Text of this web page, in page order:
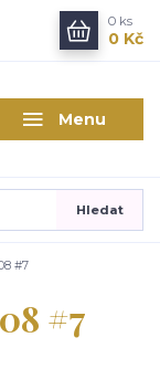
Menu
Hledat
0 ks
0 Kč
#7
#7